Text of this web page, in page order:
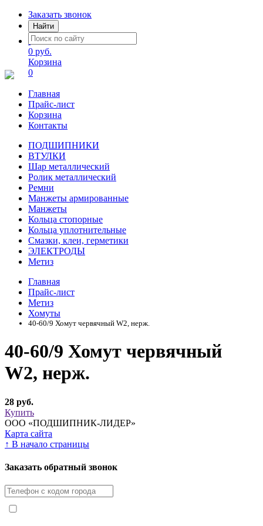
Заказать звонок
Найти
0 руб.
Корзина
0
Главная
Прайс-лист
Корзина
Контакты
ПОДШИПНИКИ
ВТУЛКИ
Шар металлический
Ролик металлический
Ремни
Манжеты армированные
Манжеты
Кольца стопорные
Кольца уплотнительные
Смазки, клеи, герметики
ЭЛЕКТРОДЫ
Метиз
Главная
Прайс-лист
Метиз
Хомуты
40-60/9 Хомут червячный W2, нерж.
40-60/9 Хомут червячный
W2, нерж.
28 руб.
Купить
ООО «ПОДШИПНИК-ЛИДЕР»
Карта сайта
↑ В начало страницы
Заказать обратный звонок